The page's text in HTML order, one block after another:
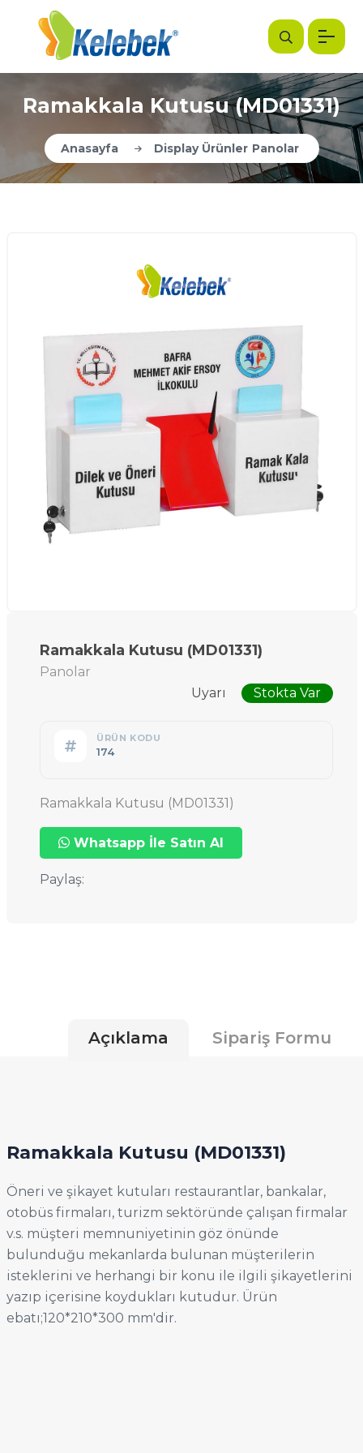
Ramakkala Kutusu (MD01331)
Anasayfa Display Ürünler Panolar
Ramakkala Kutusu (MD01331)
Panolar
Uyarı
Stokta Var
ÜRÜN KODU
174
Ramakkala Kutusu (MD01331)
Whatsapp İle Satın Al
Paylaş:
Açıklama Sipariş Formu
Ramakkala Kutusu (MD01331)
Öneri ve şikayet kutuları restaurantlar, bankalar,
otobüs firmaları, turizm sektöründe çalışan firmalar
v.s. müşteri memnuniyetinin göz önünde
bulunduğu mekanlarda bulunan müşterilerin
isteklerini ve herhangi bir konu ile ilgili şikayetlerini
yazıp içerisine koydukları kutudur. Ürün
ebatı;120*210*300 mm'dir.